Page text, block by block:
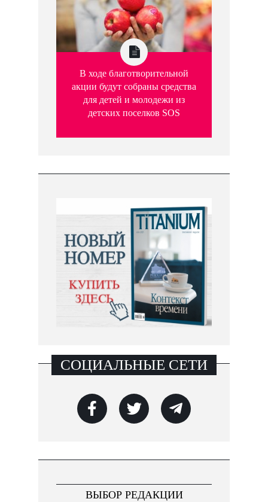
В ходе благотворительной
акции будут собраны средства
для детей и молодежи из
детских поселков SOS
СОЦИАЛЬНЫЕ СЕТИ
ВЫБОР РЕДАКЦИИ